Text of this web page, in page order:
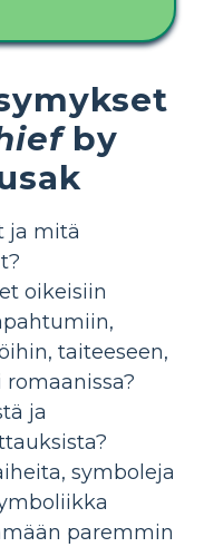
by
ja mitä
oikeisiin
taiteeseen,
ja
symboleja
paremmin